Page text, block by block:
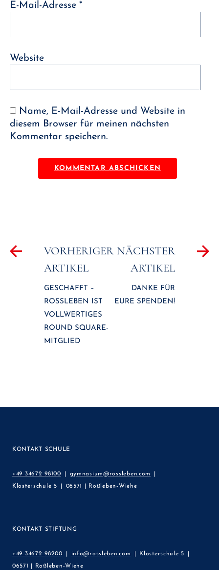
E-Mail-Adresse *
Website
Name, E-Mail-Adresse und Website in
diesem Browser für meinen nächsten
Kommentar speichern.
Beitragsnavigation
VORHERIGER
ARTIKEL
GESCHAFFT –
ROSSLEBEN IST V
OLLWERTIGES R
OUND SQUARE-M
ITGLIED
NÄCHSTER
ARTIKEL
DANKE FÜR
EURE SPENDEN!
KONTAKT SCHULE
+49 34672 98100 gymnasium@rossleben.com
Klosterschule 5 06571 | Roßleben-Wiehe
KONTAKT STIFTUNG
+49 34672 98200 info@rossleben.com Klosterschule 5
06571 | Roßleben-Wiehe